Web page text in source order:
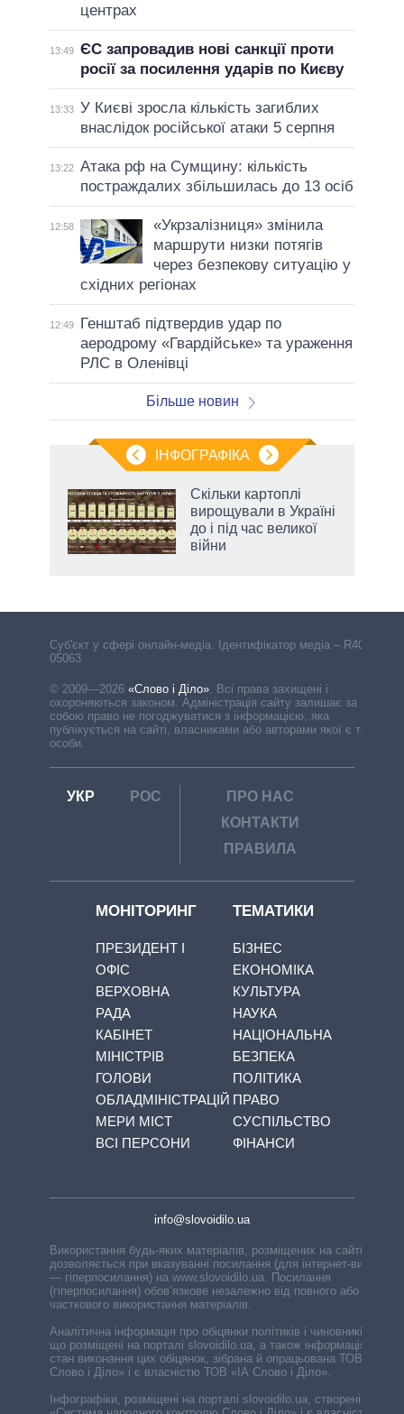
центрах
13:49 ЄС запровадив нові санкції проти
росії за посилення ударів по Києву
13:33 У Києві зросла кількість загиблих
внаслідок російської атаки 5 серпня
13:22 Атака рф на Сумщину: кількість
постраждалих збільшилась до 13 осіб
12:58
«Укрзалізниця» змінила
маршрути низки потягів
через безпекову ситуацію у
східних регіонах
12:49
Генштаб підтвердив удар по
аеродрому «Гвардійське» та ураження
РЛС в Оленівці
Більше новин
ІНФОГРАФІКА
Скільки картоплі
вирощували в Україні
до і під час великої
війни
Cуб'єкт у сфері онлайн-медіа. Ідентифікатор медіа – R40-
05063
© 2009—2026 «Слово і Діло» Всі права захищені і
охороняються законом. Адміністрація сайту залишає за
собою право не погоджуватися з інформацією, яка
публікується на сайті, власниками або авторами якої є треті
особи.
УКР РОС
ПРО НАС
КОНТАКТИ
ПРАВИЛА
МОНІТОРИНГ
ПРЕЗИДЕНТ І
ОФІС
ВЕРХОВНА
РАДА
КАБІНЕТ
МІНІСТРІВ
ГОЛОВИ
ОБЛАДМІНІСТРАЦІЙ
МЕРИ МІСТ
ВСІ ПЕРСОНИ
ТЕМАТИКИ
БІЗНЕС
ЕКОНОМІКА
КУЛЬТУРА
НАУКА
НАЦІОНАЛЬНА
БЕЗПЕКА
ПОЛІТИКА
ПРАВО
СУСПІЛЬСТВО
ФІНАНСИ
info@slovoidilo.ua
Використання будь-яких матеріалів, розміщених на сайті,
дозволяється при вказуванні посилання (для інтернет-видань
— гіперпосилання) на www.slovoidilo.ua. Посилання
(гіперпосилання) обов’язкове незалежно від повного або
часткового використання матеріалів.
Аналітична інформація про обіцянки політиків і чиновників,
що розміщені на порталі slovoidilo.ua, а також інформація про
стан виконання цих обіцянок, зібрана й опрацьована ТОВ «ІА
Слово і Діло» і є власністю ТОВ «ІА Слово і Діло».
Інфографіки, розміщені на порталі slovoidilo.ua, створені ГО